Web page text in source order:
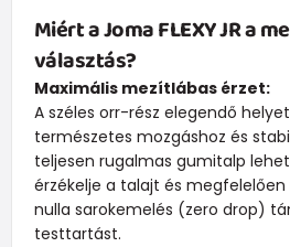
Miért a Joma FLEXY JR a
választás?
Maximális mezítlábas érzet:
A széles orr-rész elegendő
természetes mozgáshoz és
teljesen rugalmas gumitalp
érzékelje a talajt és
nulla sarokemelés (zero drop)
testtartást.